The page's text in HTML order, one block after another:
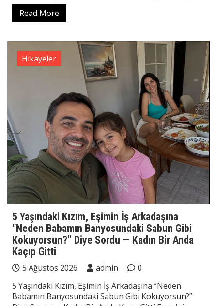
Read More
Hikayeler
5 Yaşındaki Kızım, Eşimin İş Arkadaşına
“Neden Babamın Banyosundaki Sabun Gibi
Kokuyorsun?” Diye Sordu — Kadın Bir Anda
Kaçıp Gitti
5 Ağustos 2026 admin
0
5 Yaşındaki Kızım, Eşimin İş Arkadaşına “Neden
Babamın Banyosundaki Sabun Gibi Kokuyorsun?”